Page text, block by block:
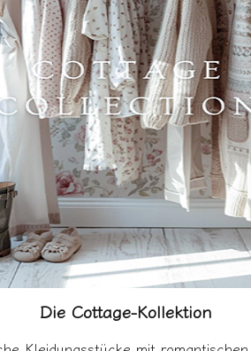
Die Cottage-Kollektion